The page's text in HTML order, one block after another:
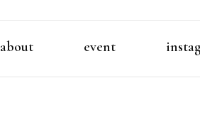
福
about event